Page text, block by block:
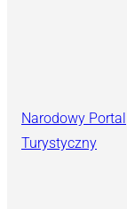
Narodowy Portal
Turystyczny